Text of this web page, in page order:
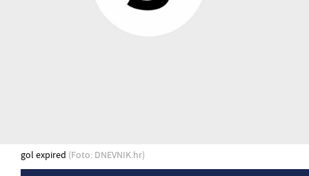
gol expired (Foto: DNEVNIK.hr)